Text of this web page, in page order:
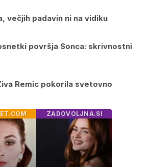
večjih padavin ni na vidiku
površja Sonca: skrivnostni
Remic pokorila svetovno
ZADOVOLJNA.SI